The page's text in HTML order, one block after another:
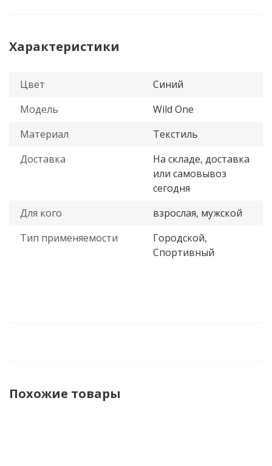
Характеристики
Цвет
Синий
Модель
Wild One
Материал
Текстиль
Доставка
На складе, доставка
или самовывоз
сегодня
Для кого
взрослая, мужской
Тип применяемости
Городской,
Спортивный
Похожие товары